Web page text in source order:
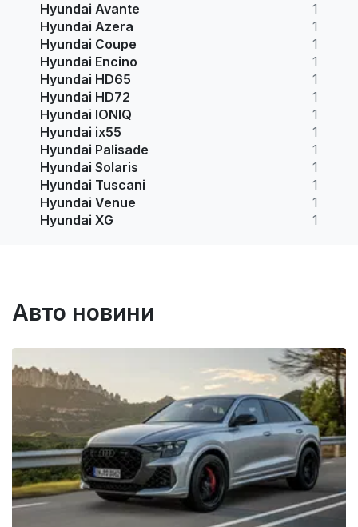
Hyundai Avante
1
Hyundai Azera
1
Hyundai Coupe
1
Hyundai Encino
1
Hyundai HD65
1
Hyundai HD72
1
Hyundai IONIQ
1
Hyundai ix55
1
Hyundai Palisade
1
Hyundai Solaris
1
Hyundai Tuscani
1
Hyundai Venue
1
Hyundai XG
1
Авто новини